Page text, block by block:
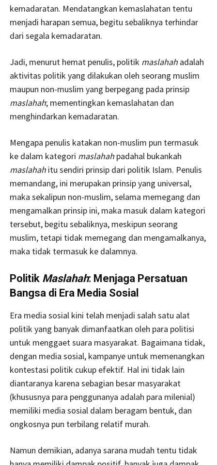
kemadaratan. Mendatangkan kemaslahatan tentu
menjadi harapan semua, begitu sebaliknya terhindar
dari segala kemadaratan.
Jadi, menurut hemat penulis, politik maslahah adalah
aktivitas politik yang dilakukan oleh seorang muslim
maupun non-muslim yang berpegang pada prinsip
maslahah; mementingkan kemaslahatan dan
menghindarkan kemadaratan.
Mengapa penulis katakan non-muslim pun termasuk
ke dalam kategori maslahah padahal bukankah
maslahah itu sendiri prinsip dari politik Islam. Penulis
memandang, ini merupakan prinsip yang universal,
maka sekalipun non-muslim, selama memegang dan
mengamalkan prinsip ini, maka masuk dalam kategori
tersebut, begitu sebaliknya, meskipun seorang
muslim, tetapi tidak memegang dan mengamalkanya,
maka tidak termasuk ke dalamnya.
Politik Maslahah: Menjaga Persatuan
Bangsa di Era Media Sosial
Era media sosial kini telah menjadi salah satu alat
politik yang banyak dimanfaatkan oleh para politisi
untuk menggaet suara masyarakat. Bagaimana tidak,
dengan media sosial, kampanye untuk memenangkan
kontestasi politik cukup efektif. Hal ini tidak lain
diantaranya karena sebagian besar masyarakat
(khususnya para penggunanya adalah para milenial)
memiliki media sosial dalam beragam bentuk, dan
ongkosnya pun terbilang relatif murah.
Namun demikian, adanya sarana mudah tentu tidak